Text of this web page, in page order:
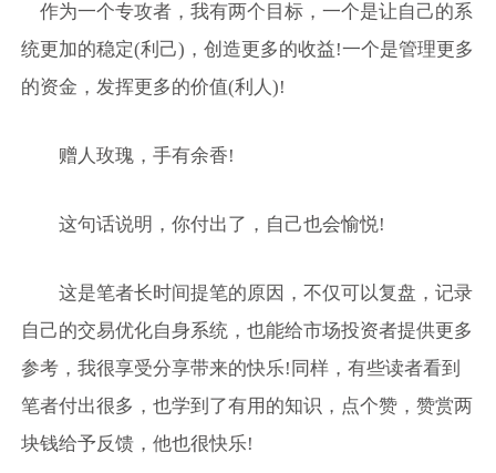
作为一个专攻者，我有两个目标，一个是让自己的系
统更加的稳定(利己)，创造更多的收益!一个是管理更多
的资金，发挥更多的价值(利人)!
赠人玫瑰，手有余香!
这句话说明，你付出了，自己也会愉悦!
这是笔者长时间提笔的原因，不仅可以复盘，记录
自己的交易优化自身系统，也能给市场投资者提供更多
参考，我很享受分享带来的快乐!同样，有些读者看到
笔者付出很多，也学到了有用的知识，点个赞，赞赏两
块钱给予反馈，他也很快乐!